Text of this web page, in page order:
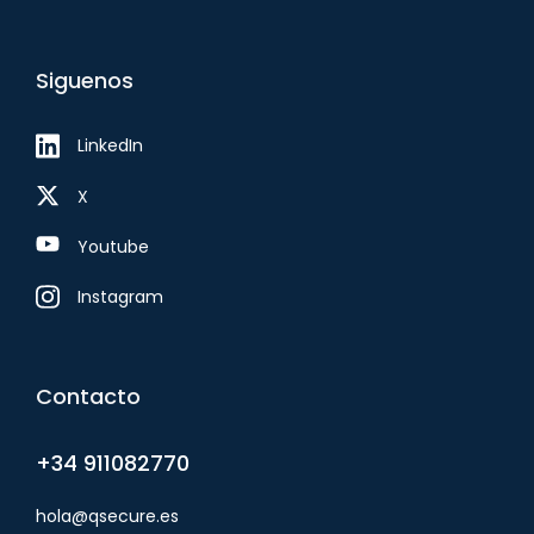
Siguenos
LinkedIn
X
Youtube
Instagram
Contacto
+34 911082770
hola@qsecure.es